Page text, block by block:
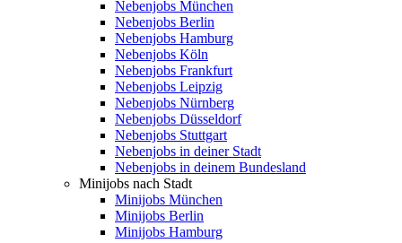
Nebenjobs München
Nebenjobs Berlin
Nebenjobs Hamburg
Nebenjobs Köln
Nebenjobs Frankfurt
Nebenjobs Leipzig
Nebenjobs Nürnberg
Nebenjobs Düsseldorf
Nebenjobs Stuttgart
Nebenjobs in deiner Stadt
Nebenjobs in deinem Bundesland
Minijobs nach Stadt
Minijobs München
Minijobs Berlin
Minijobs Hamburg